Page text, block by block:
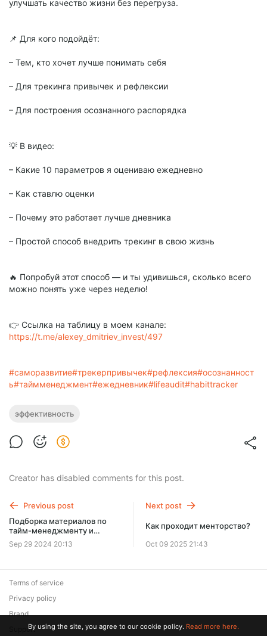
улучшать качество жизни без перегруза.
📌 Для кого подойдёт:
– Тем, кто хочет лучше понимать себя
– Для трекинга привычек и рефлексии
– Для построения осознанного распорядка
💡 В видео:
– Какие 10 параметров я оцениваю ежедневно
– Как ставлю оценки
– Почему это работает лучше дневника
– Простой способ внедрить трекинг в свою жизнь
🔥 Попробуй этот способ — и ты удивишься, сколько всего
можно понять уже через неделю!
👉 Ссылка на таблицу в моем канале:
https://t.me/alexey_dmitriev_invest/497
#саморазвитие#трекерпривычек#рефлексия#осознанност
ь#таймменеджмент#ежедневник#lifeaudit#habittracker
эффективность
Creator has disabled comments for this post.
Previous post
Подборка материалов по
тайм-менеджменту и
планированию
Sep 29 2024 20:13
Next post
Как проходит менторство?
Oct 09 2025 21:43
Terms of service
Privacy policy
Brand
SupportBy using the site, you agree to our cookie policy. Read more here.